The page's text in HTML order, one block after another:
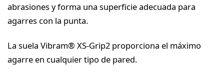
abrasiones y forma una superficie adecuada para
agarres con la punta.
La suela Vibram® XS-Grip2 proporciona el máximo
agarre en cualquier tipo de pared.